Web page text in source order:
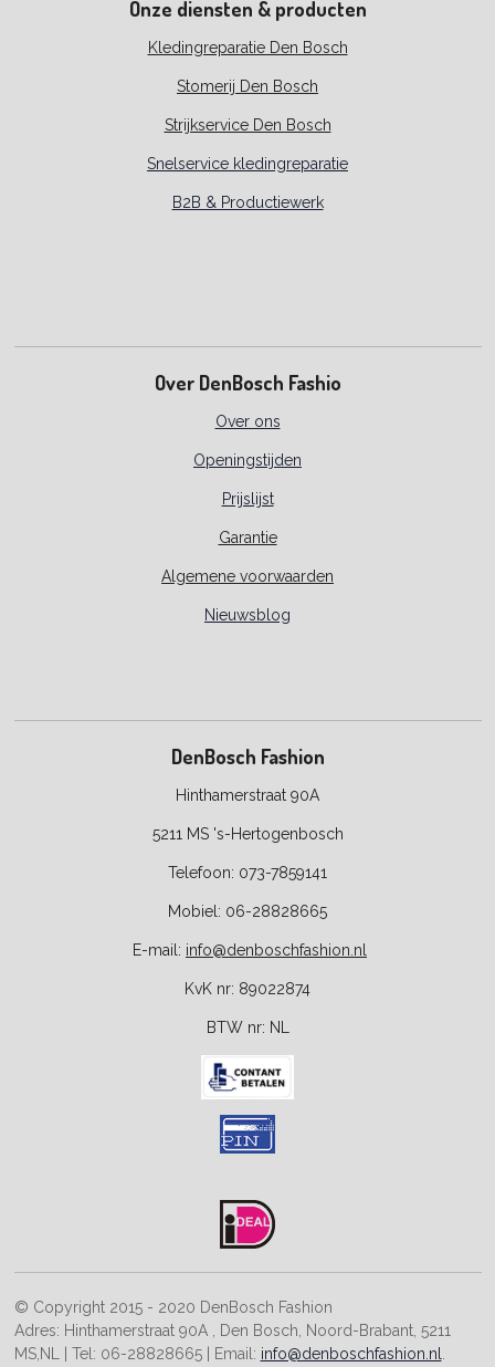
Onze diensten & producten
Kledingreparatie Den Bosch
Stomerij Den Bosch
Strijkservice Den Bosch
Snelservice kledingreparatie
B2B & Productiewerk
Over DenBosch Fashio
Over ons
Openingstijden
Prijslijst
Garantie
Algemene voorwaarden
Nieuwsblog
DenBosch Fashion
Hinthamerstraat 90A
5211 MS 's-Hertogenbosch
Telefoon: 073-7859141
Mobiel: 06-28828665
E-mail: info@denboschfashion.nl
KvK nr: 89022874
BTW nr: NL
© Copyright 2015 - 2020 DenBosch Fashion
Adres: Hinthamerstraat 90A Den Bosch Noord-Brabant, 5211
MS, NL | Tel: 06-28828665| Email: info@denboschfashion.nl